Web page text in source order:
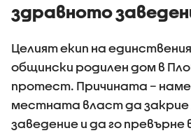
здравното
Целият екип на
общински родилен дом в
протест. Причината –
местната власт да
заведение и да го превърне